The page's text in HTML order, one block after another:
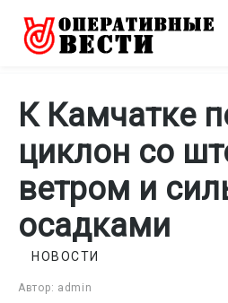
К Камчатке
циклон со
ветром и
осадками
Автор: admin
НОВОСТИ